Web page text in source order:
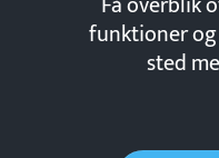
funktioner
sted